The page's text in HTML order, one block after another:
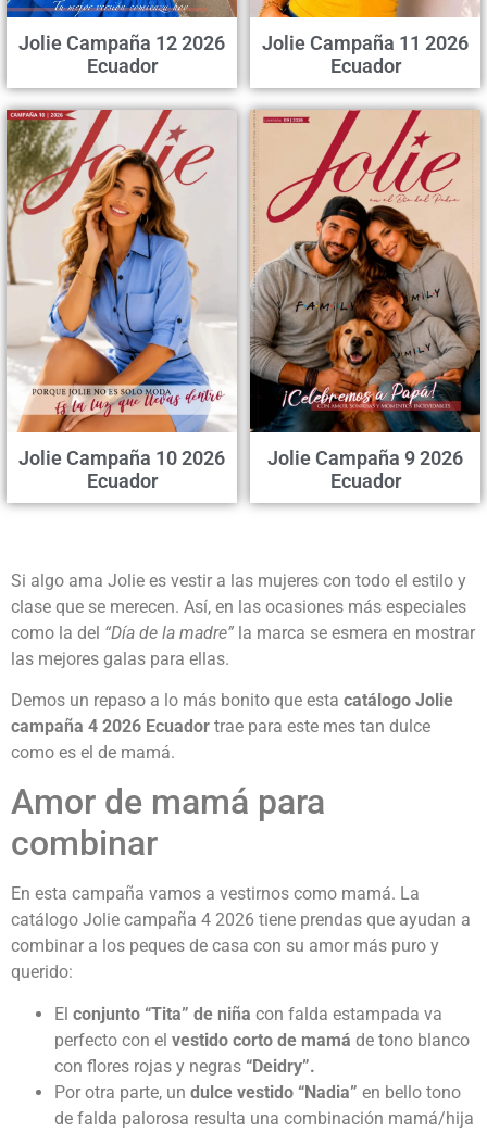
Jolie Campaña 12 2026
Ecuador
Jolie Campaña 11 2026
Ecuador
Jolie Campaña 10 2026
Ecuador
Jolie Campaña 9 2026
Ecuador
Si algo ama Jolie es vestir a las mujeres con todo el estilo y
clase que se merecen. Así, en las ocasiones más especiales
como la del “Día de la madre” la marca se esmera en mostrar
las mejores galas para ellas.
Demos un repaso a lo más bonito que esta catálogo Jolie
campaña 4 2026 Ecuador trae para este mes tan dulce
como es el de mamá.
Amor de mamá para
combinar
En esta campaña vamos a vestirnos como mamá. La
catálogo Jolie campaña 4 2026 tiene prendas que ayudan a
combinar a los peques de casa con su amor más puro y
querido:
El conjunto “Tita” de niña con falda estampada va
perfecto con el vestido corto de mamá de tono blanco
con flores rojas y negras “Deidry”.
Por otra parte, un dulce vestido “Nadia” en bello tono
de falda palorosa resulta una combinación mamá/hija